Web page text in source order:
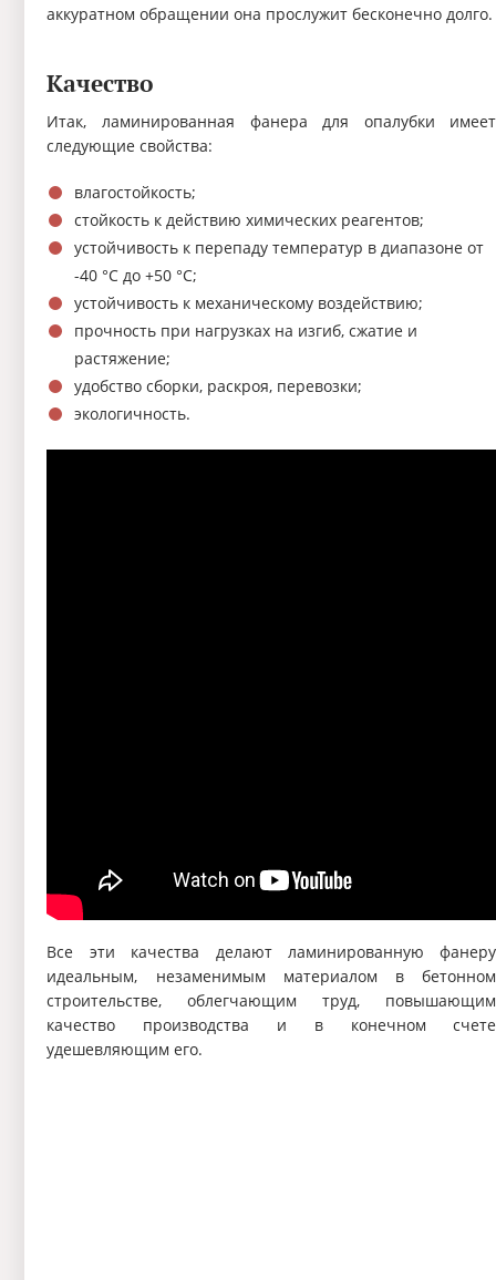
аккуратном обращении она прослужит бесконечно долго.
Качество
Итак, ламинированная фанера для опалубки имеет
следующие свойства:
влагостойкость;
стойкость к действию химических реагентов;
устойчивость к перепаду температур в диапазоне от
-40 °C до +50 °C;
устойчивость к механическому воздействию;
прочность при нагрузках на изгиб, сжатие и
растяжение;
удобство сборки, раскроя, перевозки;
экологичность.
Все эти качества делают ламинированную фанеру
идеальным, незаменимым материалом в бетонном
строительстве, облегчающим труд, повышающим
качество производства и в конечном счете
удешевляющим его.